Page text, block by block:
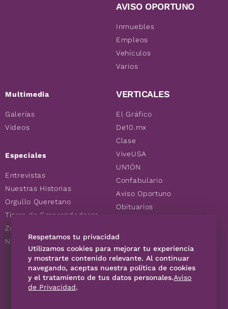
Multimedia
Galerías
Videos
Especiales
Entrevistas
Nuestras Historias
Orgullo Queretano
Tierra de Emprendedores
Zoociales
Nuevos Queretanos
AVISO OPORTUNO
Inmuebles
Empleos
Vehículos
Varios
VERTICALES
El Gráfico
De10.mx
Clase
ViveUSA
UN1ÓN
Confabulario
Aviso Oportuno
Obituarios
Consultas
SÍGUENOS
Respetamos tu privacidad
Utilizamos cookies para mejorar tu experiencia
y mostrarte contenido relevante. Al continuar
navegando, aceptas nuestra política de cookies
y el tratamiento de tus datos personales.Aviso
de Privacidad.